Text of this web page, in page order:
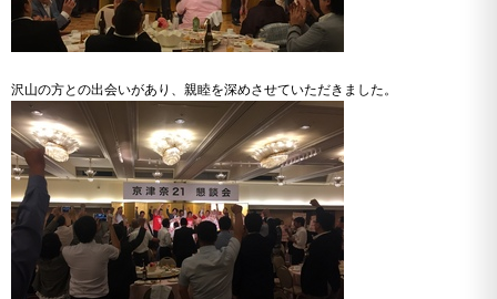
沢山の方との出会いがあり、親睦を深めさせていただきました。